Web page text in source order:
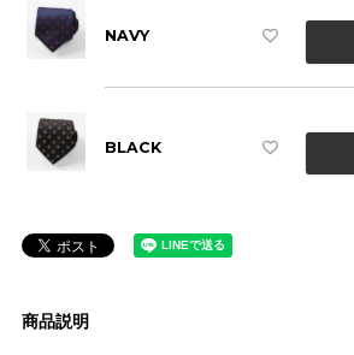
NAVY
BLACK
商品説明